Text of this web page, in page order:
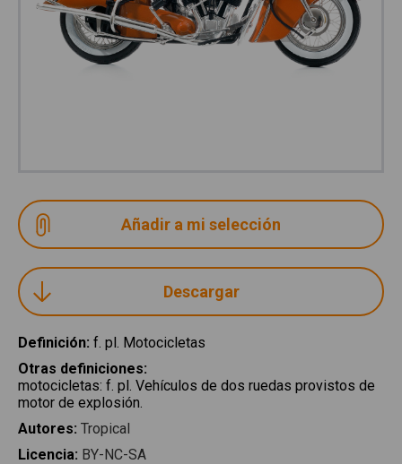
Descargar
Definición: f. pl. Motocicletas
Otras definiciones:
motocicletas: f. pl. Vehículos de dos ruedas provistos de
motor de explosión.
Autores: Tropical
Licencia: BY-NC-SA